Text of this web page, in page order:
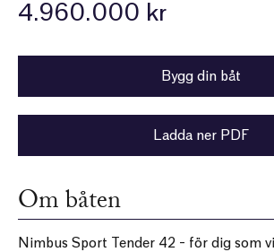
4.960.000 kr
Bygg din båt
Ladda ner PDF
Om båten
Nimbus Sport Tender 42 – för dig som